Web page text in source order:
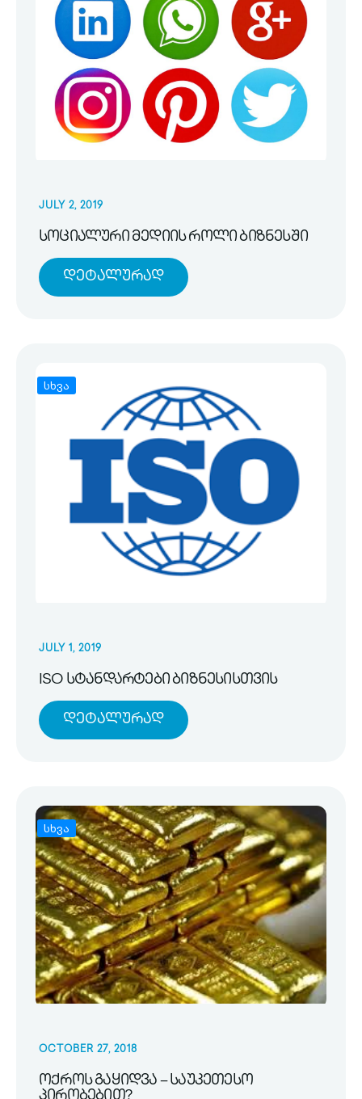
JULY 2, 2019
სოციალური მედიის როლი ბიზნესში
Დეტალურად
სხვა
JULY 1, 2019
ISO სტანდარტები ბიზნესისთვის
Დეტალურად
სხვა
OCTOBER 27, 2018
ოქროს გაყიდვა – საუკეთესო